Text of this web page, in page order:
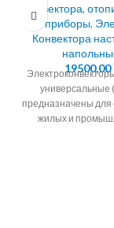
Конвектора,
приборы,
Конвектора
19500,00
предназначены для
жилых и